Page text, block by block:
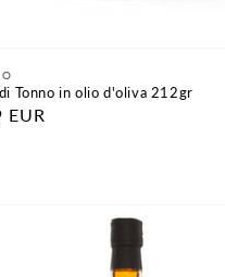
Tonno in olio d'oliva 212gr
EUR